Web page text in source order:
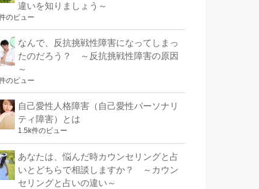
違いを知りましょう～
のビュー
なんで、反抗挑戦性障害になってしまっ
たのだろう？ ～反抗挑戦性障害の原因
～
のビュー
自己愛性人格障害（自己愛性パーソナリ
ティ障害）とは
1.5k件のビュー
あなたは、悩んだ時カウンセリングと占
いとどちらで相談しますか？ ～カウン
セリングと占いの違い～